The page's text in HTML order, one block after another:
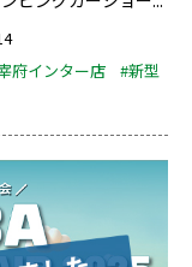
府インター店
#新型